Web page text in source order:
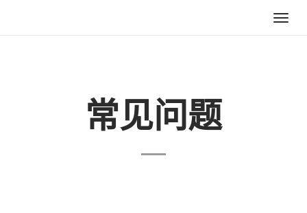
常见问题